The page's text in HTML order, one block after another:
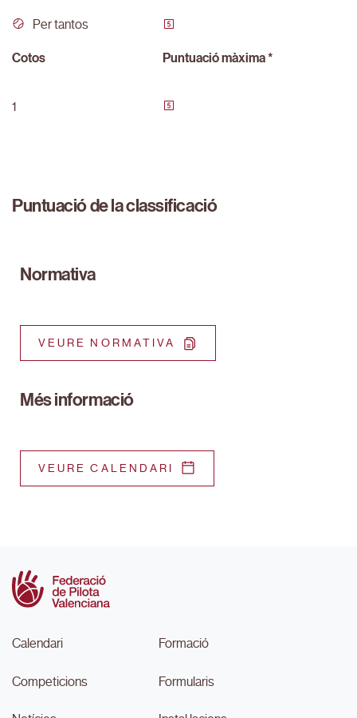
Per tantos
Cotos
1
Puntuació màxima *
Puntuació de la classificació
Normativa
VEURE NORMATIVA
Més informació
VEURE CALENDARI
Calendari
Competicions
Formació
Formularis